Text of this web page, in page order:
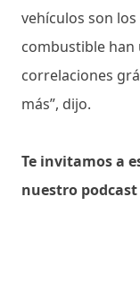
vehículos son
combustible han
correlaciones
más”, dijo.
Te invitamos a
nuestro podcast